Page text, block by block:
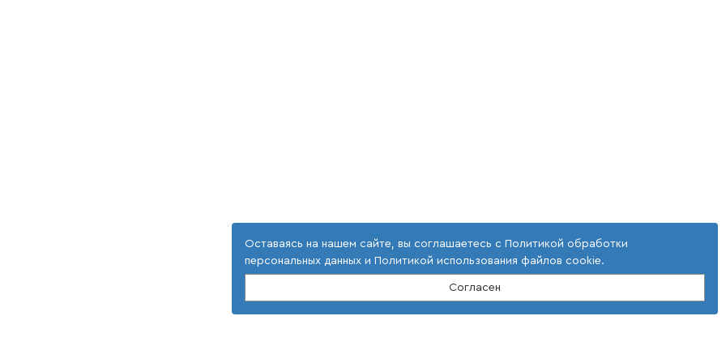
Оставаясь на нашем сайте, вы соглашаетесь с Политикой обработки
персональных данных и Политикой использования файлов cookie.
Согласен